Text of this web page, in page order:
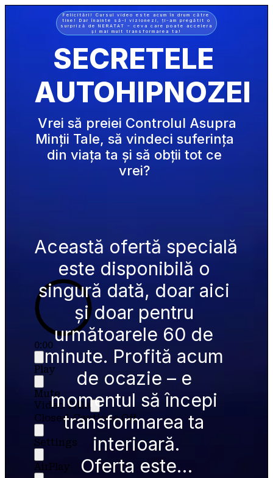
Vrei să preiei Controlul Asupra
Minții Tale, să vindeci suferința
din viața ta și să obții tot ce
vrei?
Această ofertă specială
este disponibilă o
singură dată, doar aici
și doar pentru
următoarele 60 de
minute. Profită acum
de ocazie – e
momentul să începi
transformarea ta
interioară.
Oferta este…
0:00
Play
Mute
Video Title
Closed-Captions Off
Settings
AirPlay
SECRETELE
AUTOHIPNOZEI
Felicitări! Cursul video este acum în drum către
tine! Dar înainte să-l vizionezi, ți-am pregătit o
surpriză de NERATAT – ceva care poate accelera
și mai mult transformarea ta!